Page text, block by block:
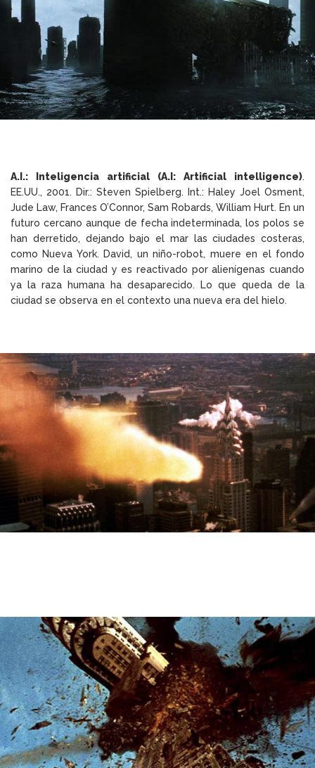
A.I.: Inteligencia artificial (A.I: Artificial intelligence).
EE.UU., 2001. Dir.: Steven Spielberg. Int.: Haley Joel Osment,
Jude Law, Frances O’Connor, Sam Robards, William Hurt. En un
futuro cercano aunque de fecha indeterminada, los polos se
han derretido, dejando bajo el mar las ciudades costeras,
como Nueva York. David, un niño-robot, muere en el fondo
marino de la ciudad y es reactivado por alienígenas cuando
ya la raza humana ha desaparecido. Lo que queda de la
ciudad se observa en el contexto una nueva era del hielo.